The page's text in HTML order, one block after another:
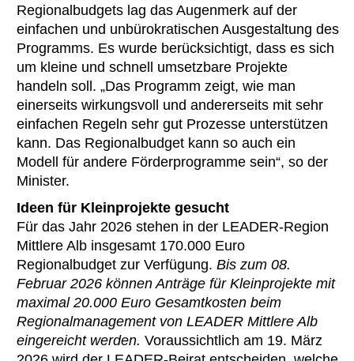
Regionalbudgets lag das Augenmerk auf der
einfachen und unbürokratischen Ausgestaltung des
Programms. Es wurde berücksichtigt, dass es sich
um kleine und schnell umsetzbare Projekte
handeln soll. „Das Programm zeigt, wie man
einerseits wirkungsvoll und andererseits mit sehr
einfachen Regeln sehr gut Prozesse unterstützen
kann. Das Regionalbudget kann so auch ein
Modell für andere Förderprogramme sein“, so der
Minister.
Ideen für Kleinprojekte gesucht
Für das Jahr 2026 stehen in der LEADER-Region
Mittlere Alb insgesamt 170.000 Euro
Regionalbudget zur Verfügung. Bis zum 08.
Februar 2026 können Anträge für Kleinprojekte mit
maximal 20.000 Euro Gesamtkosten beim
Regionalmanagement von LEADER Mittlere Alb
eingereicht werden. Voraussichtlich am 19. März